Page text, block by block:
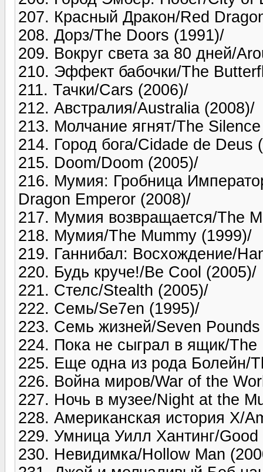
207. Красный Дракон/Red
208. Дорз/The Doors (1991)/
209. Вокруг света за 80 дней/
210. Эффект бабочки/The
211. Тачки/Cars (2006)/
212. Австралия/Australia (2008)/
213. Молчание ягнят/The
214. Город бога/Cidade de Deus
215. Doom/Doom (2005)/
216. Мумия: Гробница
Dragon Emperor (2008)/
217. Мумия возвращается/The
218. Мумия/The Mummy (1999)/
219. Ганнибал: Восхождение/
220. Будь круче!/Be Cool (2005)/
221. Стелс/Stealth (2005)/
222. Семь/Se7en (1995)/
223. Семь жизней/Seven
224. Пока не сыграл в ящик/
225. Еще одна из рода Болейн/
226. Война миров/War of the
227. Ночь в музее/Night at the
228. Американская история Х/
229. Умница Уилл Хантинг/
230. Невидимка/Hollow Man